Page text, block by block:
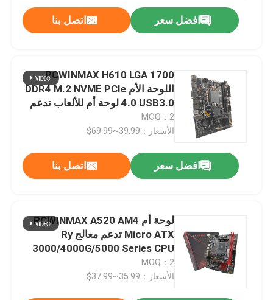
افضل سعر اتصل بنا
PCWINMAX H610 LGA 1700
اللوحة الأم DDR4 M.2 NVME PCIe
4.0 USB3.0 لوحة أم للألعاب تدعم
معالجات الجيل الثاني عشر/الثالث
عشر/الرابع عشر
MOQ：2
الأسعار：39.99~69.99$
افضل سعر اتصل بنا
لوحة أم PCWINMAX A520 AM4
Micro ATX تدعم معالج Ry
3000/4000G/5000 Series CPU
ومنصة مستقرة لألعاب الكمبيوتر
MOQ：2
الأسعار：35.99~37.99$